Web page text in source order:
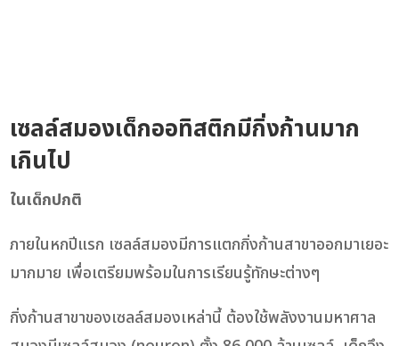
เซลล์สมองเด็กออทิสติกมีกิ่งก้านมาก
เกินไป
ในเด็กปกติ
ภายในหกปีแรก เซลล์สมองมีการแตกกิ่งก้านสาขาออกมาเยอะ
มากมาย เพื่อเตรียมพร้อมในการเรียนรู้ทักษะต่างๆ
กิ่งก้านสาขาของเซลล์สมองเหล่านี้ ต้องใช้พลังงานมหาศาล